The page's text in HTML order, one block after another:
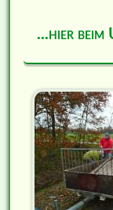
...hier beim